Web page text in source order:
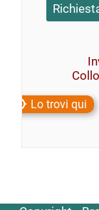
Lo trovi qui